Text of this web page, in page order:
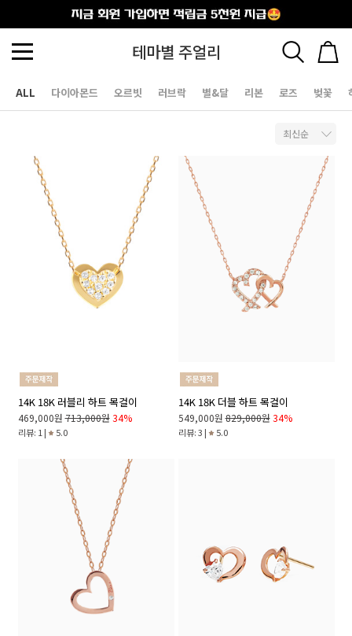
출석체크
테마별 주얼리
ALL 다이아몬드 오르빗 러브락 별&달 리본 로즈 벚꽃
14K 18K 러블리 하트 목걸이
469,000원 713,000원 34%
리뷰: 1 | 5.0
14K 18K 더블 하트 목걸이
549,000원 829,000원 34%
리뷰: 3 | 5.0